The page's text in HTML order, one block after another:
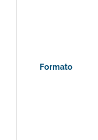
Formato